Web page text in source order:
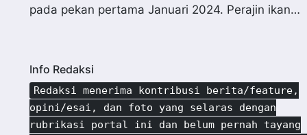
pada pekan pertama Januari 2024. Perajin ikan…
Info Redaksi
Redaksi menerima kontribusi berita/feature,
opini/esai, dan foto yang selaras dengan
rubrikasi portal ini dan belum pernah tayang